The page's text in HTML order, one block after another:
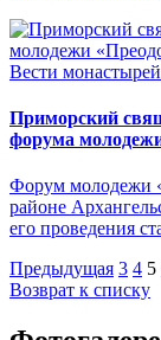
Вести
Приморский
форума
Форум молодежи
районе
его проведения
Предыдущая 3 4 5
Возврат к списку